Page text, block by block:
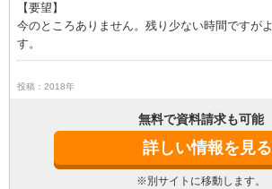
【要望】
今のところありません。残り少ない時間ですが
す。
投稿：2018年
無料で資料請求も可能
詳しい情報を見る
※別サイトに移動します。